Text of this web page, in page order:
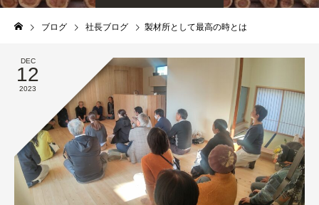
ブログ 社長ブログ 製材所として最高の時とは
DEC
12
2023